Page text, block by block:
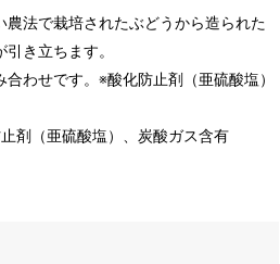
法で栽培されたぶどうから造られた
き立ちます。
わせです。※酸化防止剤（亜硫酸塩）
剤（亜硫酸塩）、炭酸ガス含有